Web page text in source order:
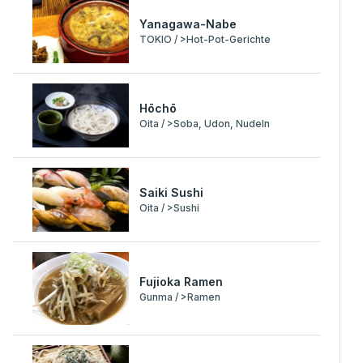
Yanagawa-Nabe
TOKIO / >Hot-Pot-Gerichte
Hōchō
Oita / >Soba, Udon, Nudeln
Saiki Sushi
Oita / >Sushi
Fujioka Ramen
Gunma / >Ramen